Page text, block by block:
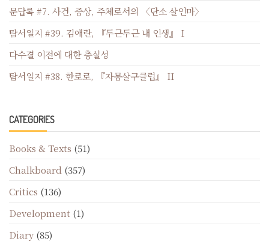
문답록 #7. 사건, 증상, 주체로서의 〈단소 살인마〉
탐서일지 #39. 김애란, 『두근두근 내 인생』 I
다수결 이전에 대한 충실성
탐서일지 #38. 한로로, 『자몽살구클럽』 II
CATEGORIES
Books & Texts (51)
Chalkboard (357)
Critics (136)
Development (1)
Diary (85)